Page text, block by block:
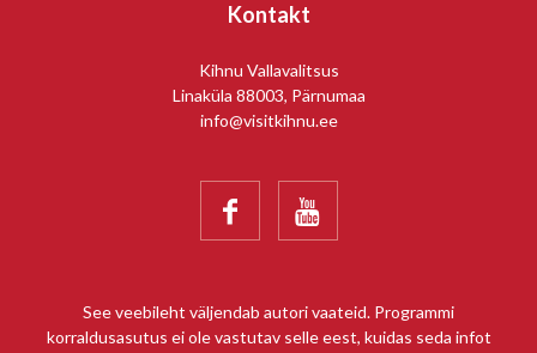
Kontakt
Kihnu Vallavalitsus
Linaküla 88003, Pärnumaa
info@visitkihnu.ee
 
See veebileht väljendab autori vaateid. Programmi
korraldusasutus ei ole vastutav selle eest, kuidas seda infot